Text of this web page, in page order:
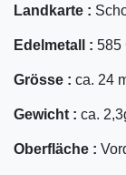
Landkarte :
Edelmetall : 585
Grösse : ca. 24
Gewicht : ca.
Oberfläche :